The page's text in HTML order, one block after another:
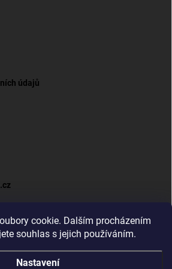
cookie. Dalším procházením
souhlas s jejich používáním.
Nastavení
údajů